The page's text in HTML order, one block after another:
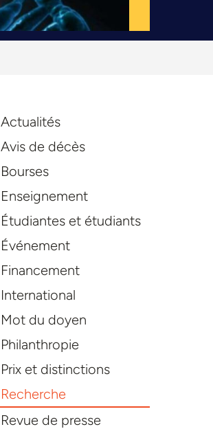
Actualités
Avis de décès
Bourses
Enseignement
Étudiantes et étudiants
Événement
Financement
International
Mot du doyen
Philanthropie
Prix et distinctions
Recherche
Revue de presse